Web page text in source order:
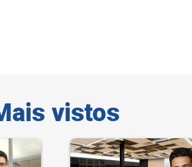
vistos